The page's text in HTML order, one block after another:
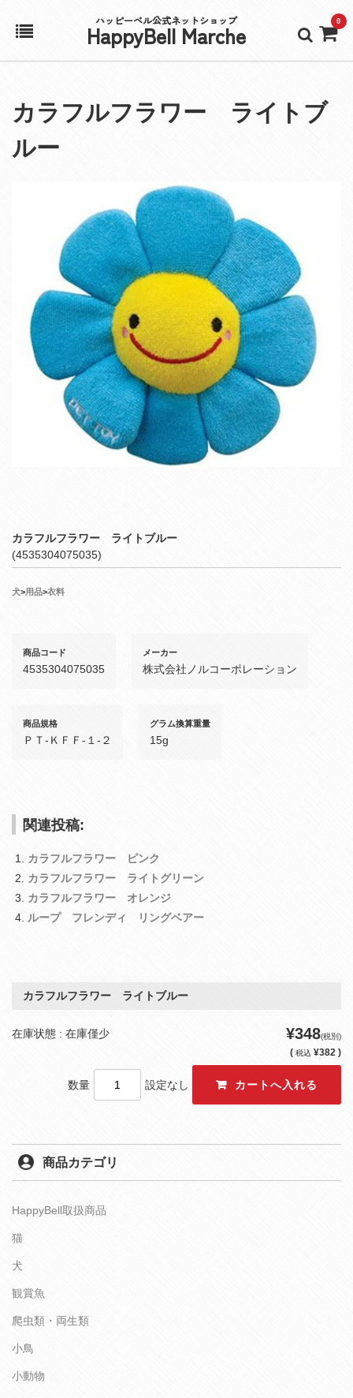
ハッピーベル公式ネットショップ
HappyBell Marche 0
アカウント
カート
カラフルフラワー ライトブ
ルー
カラフルフラワー ライトブルー
(4535304075035)
犬>用品>衣料
商品コード
4535304075035
メーカー
株式会社ノルコーポレーション
商品規格
ＰＴ‐ＫＦＦ‐１‐２
グラム換算重量
15g
関連投稿:
カラフルフラワー ピンク
カラフルフラワー ライトグリーン
カラフルフラワー オレンジ
ループ フレンディ リングベアー
カラフルフラワー ライトブルー
在庫状態 : 在庫僅少 ¥348(税別)
( 税込 ¥382 )
数量 設定なし
商品カテゴリ
HappyBell取扱商品
猫
犬
観賞魚
爬虫類・両生類
小鳥
小動物